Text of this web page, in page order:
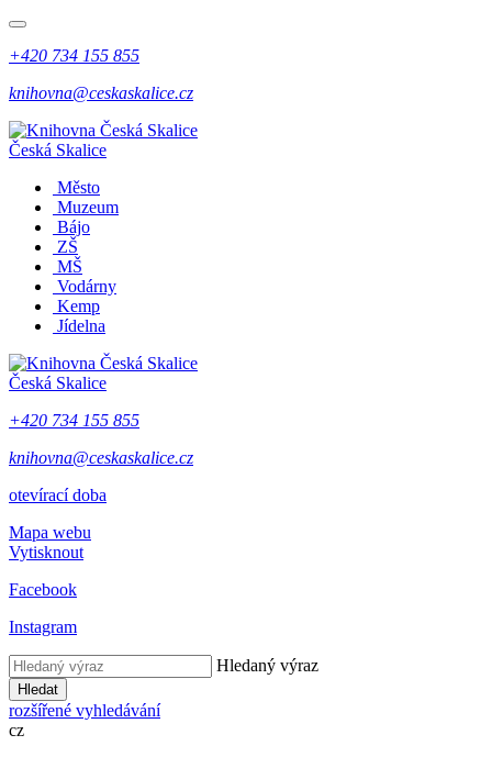
+420 734 155 855
knihovna@ceskaskalice.cz
Česká Skalice
Město
Muzeum
Bájo
ZŠ
MŠ
Vodárny
Kemp
Jídelna
Česká Skalice
+420 734 155 855
knihovna@ceskaskalice.cz
otevírací doba
Mapa webu
Vytisknout
Facebook
Instagram
Hledaný výraz
Hledat
rozšířené vyhledávání
cz